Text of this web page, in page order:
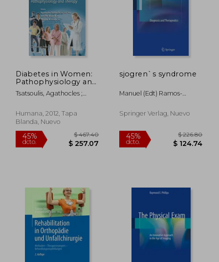
45%
dcto. $ 70.60
45%
dcto.
Diabetes in Women:
Pathophysiology and
Therapy (en Inglés)
Tsatsoulis, Agathocles ;
Florence M.
Humana, 2012, Tapa
Blanda, Nuevo
sjogren`s syndrome
Manuel (edt) Ramos-
Stone,haralampos M. (edt)
Moutsopoulos
Springer Verlag, Nuevo